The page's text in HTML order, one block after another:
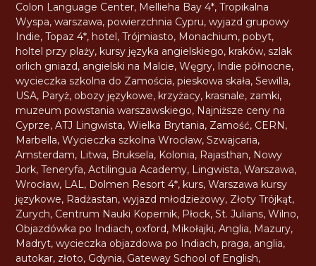
Colon Language Center, Mellieha Bay 4*,Tropikalna
Wyspa,warszawa,powierzchnia Cypru,wyjazd grupowy
Indie,Topaz 4*, hotel,Trójmiasto, Monachium,pobyt,
holtel przy plaży, kursy języka angielskiego, kraków,szlak
orlich gniazd, angielski na Malcie,Węgry, Indie północne,
wycieczka szkolna do Zamościa,pieskowa skała,Sewilla,
USA, Paryż, obozy językowe, krzyżacy, krasnale, zamki,
muzeum powstania warszawskiego, Najniższe ceny na
Cyprze,ATJ Lingwista,Wielka Brytania, Zamość, CERN,
Marbella,Wycieczka szkolna Wrocław,Szwajcaria,
Amsterdam, Litwa, Bruksela, Kolonia, Rajasthan, Nowy
Jork,Teneryfa,Actilingua Academy, Lingwista,Warszawa,
Wrocław, LAL, Dolmen Resort 4*, kurs,Warszawa kursy
językowe, Radżastan,wyjazd młodzieżowy, Złoty Trójkąt,
Zurych, Centrum Nauki Kopernik, Płock,St. Julians,Wilno,
Objazdówka po Indiach, oxford, Mikołajki,Anglia, Mazury,
Madryt,wycieczka objazdowa po Indiach,praga, anglia,
autokar, złoto, Gdynia, Gateway School of English,